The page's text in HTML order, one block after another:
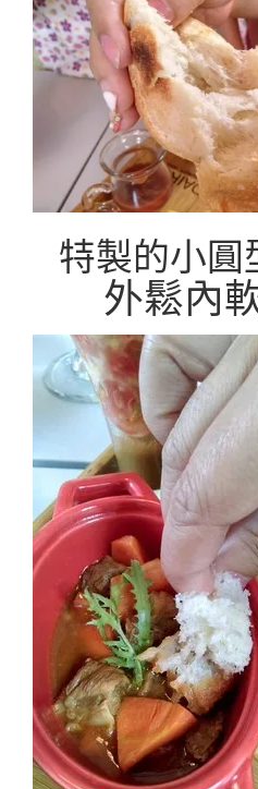
特製的小圓
外鬆內